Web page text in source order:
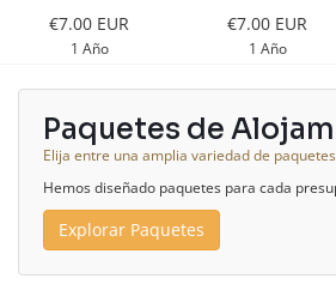
€7.00 EUR
1 Año
€7.00 EUR
1 Año
Paquetes de
Elija entre una amplia variedad de
Hemos diseñado paquetes para cada
Explorar Paquetes